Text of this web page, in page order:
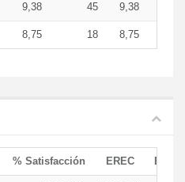
9,38 45 9,38
8,75 18 8,75
% Satisfacción EREC